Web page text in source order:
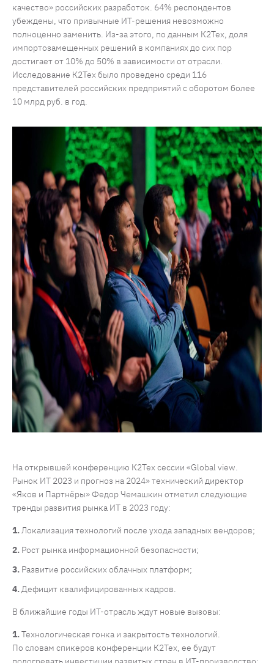
качество» российских разработок. 64% респондентов
убеждены, что привычные ИТ-решения невозможно
полноценно заменить. Из-за этого, по данным К2Тех, доля
импортозамещенных решений в компаниях до сих пор
достигает от 10% до 50% в зависимости от отрасли.
Исследование К2Тех было проведено среди 116
представителей российских предприятий с оборотом более
10 млрд руб. в год.
На открывшей конференцию К2Тех сессии «Global view.
Рынок ИТ 2023 и прогноз на 2024» технический директор
«Яков и Партнёры» Федор Чемашкин отметил следующие
тренды развития рынка ИТ в 2023 году:
Локализация технологий после ухода западных вендоров;
Рост рынка информационной безопасности;
Развитие российских облачных платформ;
Дефицит квалифицированных кадров.
В ближайшие годы ИТ-отрасль ждут новые вызовы:
Технологическая гонка и закрытость технологий.
По словам спикеров конференции К2Тех, ее будут